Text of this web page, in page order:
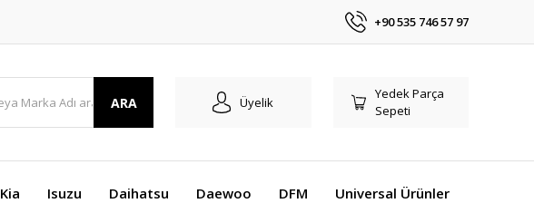
+90 535 746 57 97
ARA Üyelik
Yedek Parça
Sepeti
Kia Isuzu Daihatsu Daewoo DFM Universal Ürünler